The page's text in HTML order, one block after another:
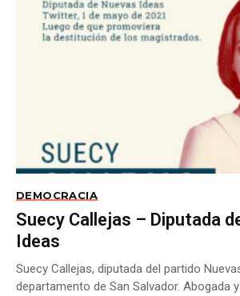
DEMOCRACIA
Suecy Callejas – Diputada
Ideas
Suecy Callejas, diputada del partido
departamento de San Salvador. Abogada